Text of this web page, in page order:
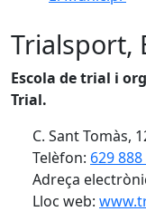
Trialsport,
Escola de trial i
Trial.
C. Sant Tomàs,
Telèfon: 629 888
Adreça
Lloc web: